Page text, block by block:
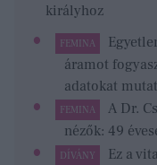
királyhoz
FEMINA
áramot
adatokat
FEMINA
A Dr.
nézők: 49
DÍVÁNY
Ez a